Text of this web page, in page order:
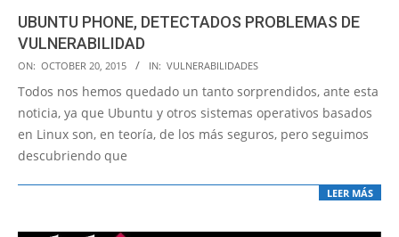
UBUNTU PHONE, DETECTADOS PROBLEMAS DE
VULNERABILIDAD
2015-
10-
20
ON: OCTOBER 20, 2015 IN: VULNERABILIDADES
Todos nos hemos quedado un tanto sorprendidos, ante esta
noticia, ya que Ubuntu y otros sistemas operativos basados
en Linux son, en teoría, de los más seguros, pero seguimos
descubriendo que
LEER MÁS